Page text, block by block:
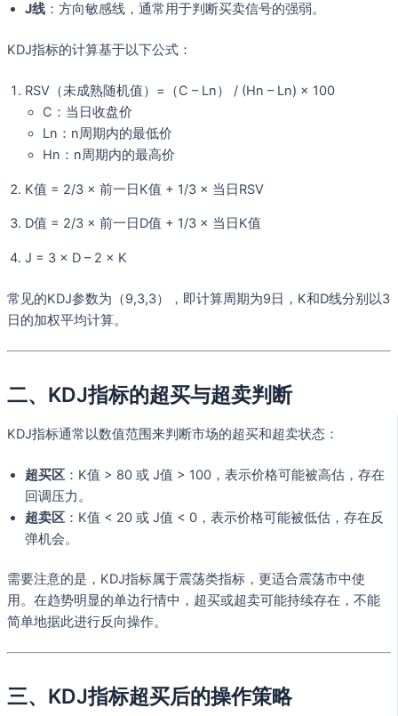
J线 ：方向敏感线，通常用于判断买卖信号的强弱。
KDJ指标的计算基于以下公式：
RSV（未成熟随机值）=（C – Ln） / (Hn – Ln) × 100
C：当日收盘价
Ln：n周期内的最低价
Hn：n周期内的最高价
K值 = 2/3 × 前一日K值 + 1/3 × 当日RSV
D值 = 2/3 × 前一日D值 + 1/3 × 当日K值
J = 3 × D – 2 × K
常见的KDJ参数为（9,3,3），即计算周期为9日，K和D线分别以3
日的加权平均计算。
二、KDJ指标的超买与超卖判断
KDJ指标通常以数值范围来判断市场的超买和超卖状态：
超买区 ：K值 > 80 或 J值 > 100，表示价格可能被高估，存在
回调压力。
超卖区 ：K值 < 20 或 J值 < 0，表示价格可能被低估，存在反
弹机会。
需要注意的是，KDJ指标属于震荡类指标，更适合震荡市中使
用。在趋势明显的单边行情中，超买或超卖可能持续存在，不能
简单地据此进行反向操作。
三、KDJ指标超买后的操作策略